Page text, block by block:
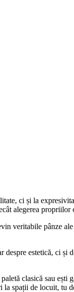
ci și la
alegerea propriilor
veritabile pânze
estetică, ci
clasică sau
spații de locuit, tu